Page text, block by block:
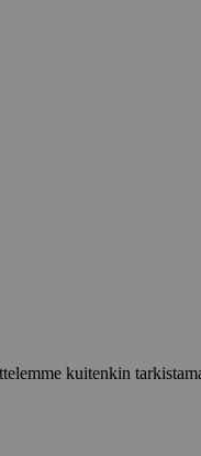
kuitenkin